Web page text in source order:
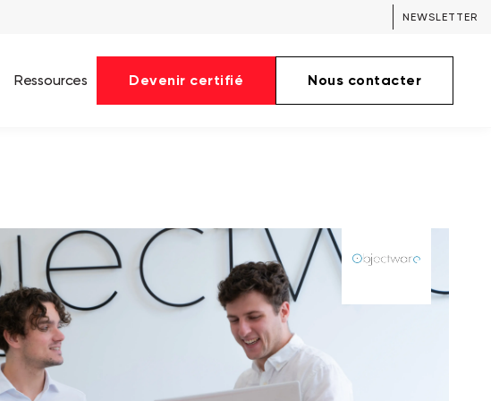
NEWSLETTER
Ressources Devenir certifié Nous contacter